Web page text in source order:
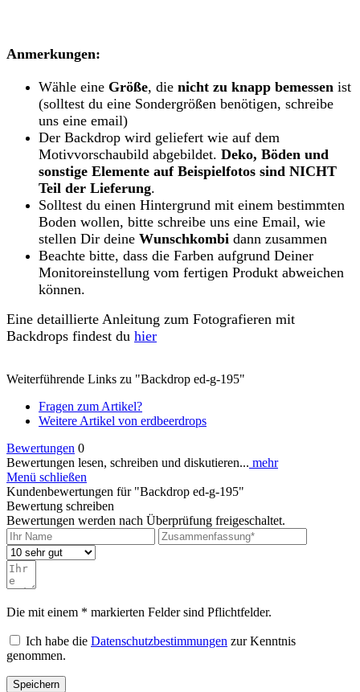
Anmerkungen:
Wähle eine Größe, die nicht zu knapp bemessen ist
(solltest du eine Sondergrößen benötigen, schreibe
uns eine email)
Der Backdrop wird geliefert wie auf dem
Motivvorschaubild abgebildet. Deko, Böden und
sonstige Elemente auf Beispielfotos sind NICHT
Teil der Lieferung.
Solltest du einen Hintergrund mit einem bestimmten
Boden wollen, bitte schreibe uns eine Email, wie
stellen Dir deine Wunschkombi dann zusammen
Beachte bitte, dass die Farben aufgrund Deiner
Monitoreinstellung vom fertigen Produkt abweichen
können.
Eine detaillierte Anleitung zum Fotografieren mit
Backdrops findest du hier
Weiterführende Links zu "Backdrop ed-g-195"
Fragen zum Artikel?
Weitere Artikel von erdbeerdrops
Bewertungen 0
Bewertungen lesen, schreiben und diskutieren... mehr
Menü schließen
Kundenbewertungen für "Backdrop ed-g-195"
Bewertung schreiben
Bewertungen werden nach Überprüfung freigeschaltet.
Die mit einem * markierten Felder sind Pflichtfelder.
Ich habe die Datenschutzbestimmungen zur Kenntnis
genommen.
Speichern